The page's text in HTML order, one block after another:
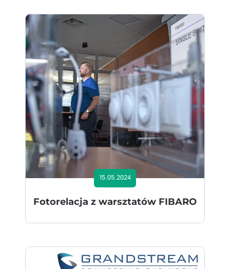
15.05.2024
Fotorelacja z warsztatów FIBARO